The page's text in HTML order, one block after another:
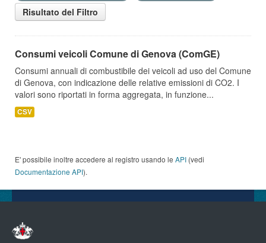
Risultato del Filtro
Consumi veicoli Comune di Genova (ComGE)
Consumi annuali di combustibile dei veicoli ad uso del Comune
di Genova, con indicazione delle relative emissioni di CO2. I
valori sono riportati in forma aggregata, in funzione...
CSV
E' possibile inoltre accedere al registro usando le API (vedi
Documentazione API).